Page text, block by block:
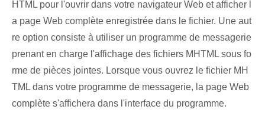
HTML pour l'ouvrir dans votre navigateur Web et afficher l
a page Web complète enregistrée dans le fichier. Une aut
re option consiste à utiliser un programme de messagerie
prenant en charge l'affichage des fichiers MHTML sous fo
rme de pièces jointes. Lorsque vous ouvrez le fichier MH
TML dans votre programme de messagerie, la page Web
complète s'affichera dans l'interface du programme.